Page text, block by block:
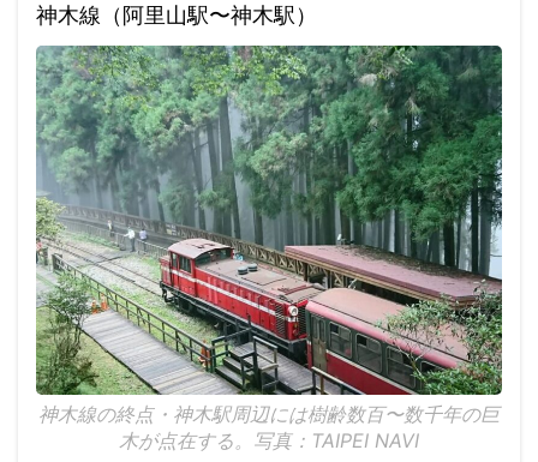
神木線（阿里山駅〜神木駅）
神木線の終点・神木駅周辺には樹齢数百〜数千年の巨
木が点在する。写真：TAIPEI NAVI